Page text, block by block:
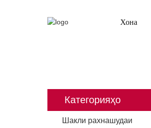
Хона
Категорияҳо
Шакли рахнашудаи